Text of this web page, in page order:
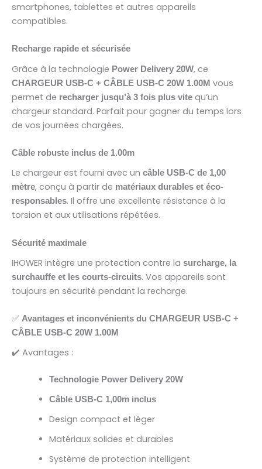
smartphones, tablettes et autres appareils
compatibles.
Recharge rapide et sécurisée
Grâce à la technologie Power Delivery 20W, ce
CHARGEUR USB-C + CÂBLE USB-C 20W 1.00M vous
permet de recharger jusqu’à 3 fois plus vite qu’un
chargeur standard. Parfait pour gagner du temps lors
de vos journées chargées.
Câble robuste inclus de 1.00m
Le chargeur est fourni avec un câble USB-C de 1,00
mètre, conçu à partir de matériaux durables et éco-
responsables. Il offre une excellente résistance à la
torsion et aux utilisations répétées.
Sécurité maximale
IHOWER intègre une protection contre la surcharge, la
surchauffe et les courts-circuits. Vos appareils sont
toujours en sécurité pendant la recharge.
✅ Avantages et inconvénients du CHARGEUR USB-C +
CÂBLE USB-C 20W 1.00M
✔️ Avantages :
Technologie Power Delivery 20W
Câble USB-C 1,00m inclus
Design compact et léger
Matériaux solides et durables
Système de protection intelligent